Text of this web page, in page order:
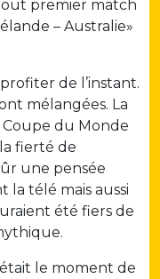
premier match
– Australie»
de l’instant.
mélangées. La
du Monde
fierté de
une pensée
la télé mais aussi
été fiers de
le moment de